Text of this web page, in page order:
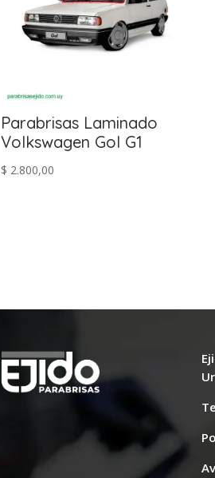
Parabrisas Laminado
Volkswagen Gol G1
$ 2.800,00